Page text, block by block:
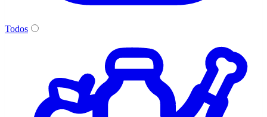
Todos